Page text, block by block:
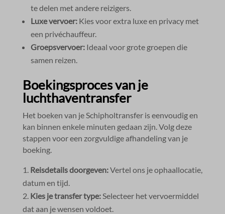
te delen met andere reizigers.​
Luxe vervoer:Kies voor extra luxe en privacy met
een privéchauffeur.​
Groepsvervoer:Ideaal voor grote groepen die
samen reizen.​
Boekingsproces van je
luchthaventransfer
Het boeken van je Schipholtransfer is eenvoudig en
kan binnen enkele minuten gedaan zijn.​ Volg deze
stappen voor een zorgvuldige afhandeling van je
boeking.​
Reisdetails doorgeven:Vertel ons je ophaallocatie,
datum en tijd.​
Kies je transfer type:Selecteer het vervoermiddel
dat aan je wensen voldoet.​